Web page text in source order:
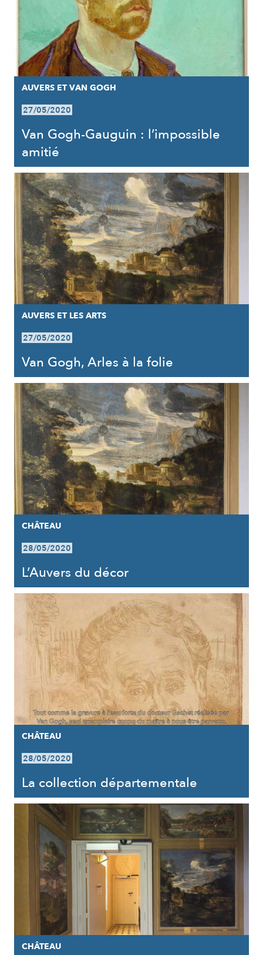
AUVERS ET VAN GOGH
27/05/2020
Van Gogh-Gauguin : l’impossible
amitié
AUVERS ET LES ARTS
27/05/2020
Van Gogh, Arles à la folie
CHÂTEAU
28/05/2020
L’Auvers du décor
CHÂTEAU
28/05/2020
La collection départementale
CHÂTEAU